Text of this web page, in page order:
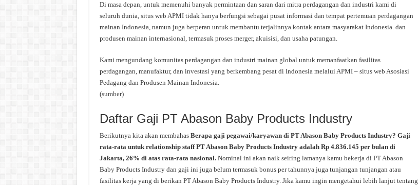
Di masa depan, untuk memenuhi banyak permintaan dan saran dari mitra perdagangan dan industri kami di
seluruh dunia, situs web APMI tidak hanya berfungsi sebagai pusat informasi dan tempat pertemuan perdagangan
mainan Indonesia, namun juga berperan untuk membantu terjalinnya kontak antara masyarakat Indonesia. dan
produsen mainan internasional, termasuk proses merger, akuisisi, dan usaha patungan.
Kami mengundang komunitas perdagangan dan industri mainan global untuk memanfaatkan fasilitas
perdagangan, manufaktur, dan investasi yang berkembang pesat di Indonesia melalui APMI – situs web Asosiasi
Pedagang dan Produsen Mainan Indonesia.
(sumber)
Daftar Gaji PT Abason Baby Products Industry
Berikutnya kita akan membahas Berapa gaji pegawai/karyawan di PT Abason Baby Products Industry? Gaji
rata-rata untuk relationship staff PT Abason Baby Products Industry adalah Rp 4.836.145 per bulan di
Jakarta, 26% di atas rata-rata nasional. Nominal ini akan naik seiring lamanya kamu bekerja di PT Abason
Baby Products Industry dan gaji ini juga belum termasuk bonus per tahunnya juga tunjangan tunjangan atau
fasilitas kerja yang di berikan PT Abason Baby Products Industry. Jika kamu ingin mengetahui lebih lanjut tentang